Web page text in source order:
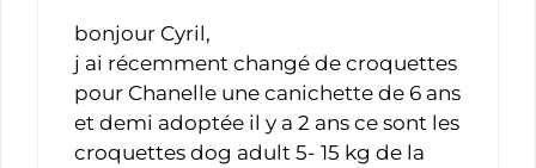
bonjour Cyril,
j ai récemment changé de croquettes
pour Chanelle une canichette de 6 ans
et demi adoptée il y a 2 ans ce sont les
croquettes dog adult 5- 15 kg de la